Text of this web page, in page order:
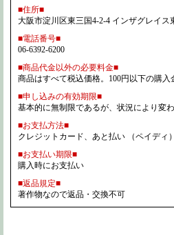
■住所■
大阪市淀川区東三国4-2-4 インザグレイス
■電話番号■
06-6392-6200
■商品代金以外の必要料金■
商品はすべて税込価格。100円以下の購入
■申し込みの有効期限■
基本的に無制限であるが、状況により変わ
■お支払方法■
クレジットカード、あと払い （ペイディ
■お支払い期限■
購入時にお支払い
■返品規定■
著作物なので返品・交換不可